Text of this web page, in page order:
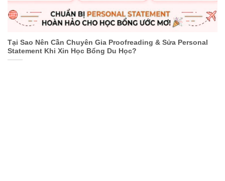
Tại Sao Nên Cần Chuyên Gia Proofreading & Sửa Personal
Statement Khi Xin Học Bổng Du Học?